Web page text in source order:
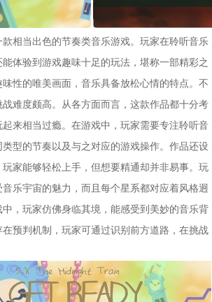
相当出色的节奏类音乐游戏。玩家在聆听音乐
体验到游戏趣味十足的玩法，堪称一部精彩之
性的唯美画面，音乐具备放松心情的特点。不
难度颇高。从各方面而言，这款作品都十分考
来相当过瘾。在游戏中，玩家需要专注聆听音
型的节奏以及与之对应的游戏操作。作品还设
家能够轻松上手，但想要精通却并非易事。玩
乐宇宙的魅力，而且每个星系都对应着风格迥
，玩家仿佛身临其境，能感受到美妙的音乐背
预判机制，玩家可通过识别前方道路，在挑战